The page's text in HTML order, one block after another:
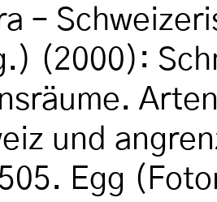
–
(2000):
und
Egg